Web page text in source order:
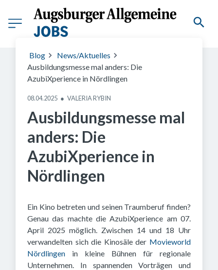
Das war auf der AzubiXperience in Nördlingen geboten.
Blog
News/Aktuelles
Ausbildungsmesse mal anders: Die
AzubiXperience in Nördlingen
08.04.2025 ● VALERIA RYBIN
Ausbildungsmesse mal
anders: Die
AzubiXperience in
Nördlingen
Ein Kino betreten und seinen Traumberuf finden?
Genau das machte die AzubiXperience am 07.
April 2025 möglich. Zwischen 14 und 18 Uhr
verwandelten sich die Kinosäle der Movieworld
Nördlingen in kleine Bühnen für regionale
Unternehmen. In spannenden Vorträgen und